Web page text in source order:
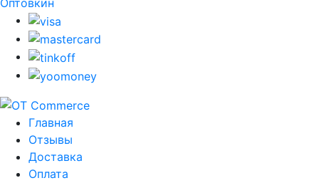
Главная
Отзывы
Доставка
Оплата